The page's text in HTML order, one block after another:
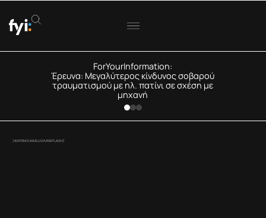
ForYourInformation:
Έρευνα: Μεγαλύτερος κίνδυνος σοβαρού
τραυματισμού με ηλ. πατίνι σε σχέση με
μηχανή
(ANTONIO ARAUJO/UNSPLASH)